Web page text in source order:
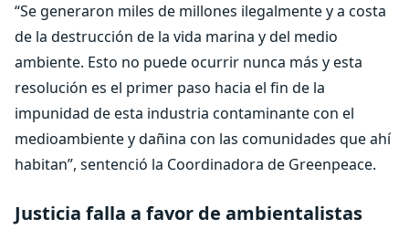
“Se generaron miles de millones ilegalmente y a costa
de la destrucción de la vida marina y del medio
ambiente. Esto no puede ocurrir nunca más y esta
resolución es el primer paso hacia el fin de la
impunidad de esta industria contaminante con el
medioambiente y dañina con las comunidades que ahí
habitan”, sentenció la Coordinadora de Greenpeace.
Justicia falla a favor de ambientalistas